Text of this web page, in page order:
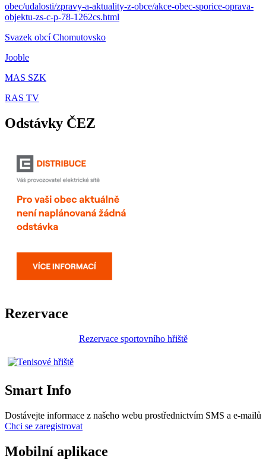
obec/udalosti/zpravy-a-aktuality-z-obce/akce-obec-sporice-oprava-
objektu-zs-c-p-78-1262cs.html
Svazek obcí Chomutovsko
Jooble
MAS SZK
RAS TV
Odstávky ČEZ
Rezervace
Rezervace sportovního hřiště
Smart Info
Dostávejte informace z našeho webu prostřednictvím SMS a e-mailů
Chci se zaregistrovat
Mobilní aplikace